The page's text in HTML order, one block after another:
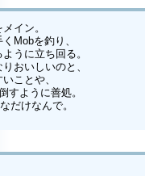
イン。
Mobを釣り、
うに立ち回る。
おいしいのと、
ことや、
すように善処。
だけなんで。